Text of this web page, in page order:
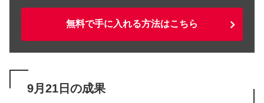
無料で手に入れる方法はこちら
9月21日の成果